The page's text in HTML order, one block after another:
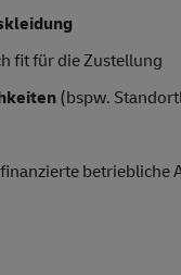
fit für die Zustellung
(bspw.
betriebliche